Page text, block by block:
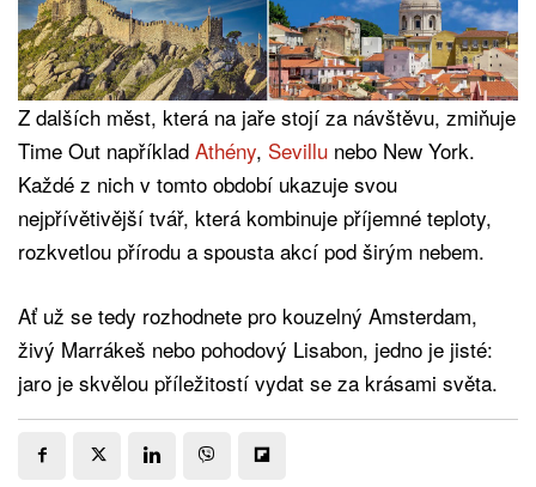
Z dalších měst, která na jaře stojí za návštěvu, zmiňuje
Time Out například Athény, Sevillu nebo New York.
Každé z nich v tomto období ukazuje svou
nejpřívětivější tvář, která kombinuje příjemné teploty,
rozkvetlou přírodu a spousta akcí pod širým nebem.
Ať už se tedy rozhodnete pro kouzelný Amsterdam,
živý Marrákeš nebo pohodový Lisabon, jedno je jisté:
jaro je skvělou příležitostí vydat se za krásami světa.